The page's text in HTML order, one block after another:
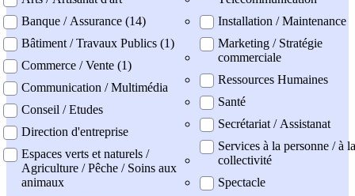
Banque / Assurance (14)
Bâtiment / Travaux Publics (1)
Commerce / Vente (1)
Communication / Multimédia
Conseil / Etudes
Direction d'entreprise
Espaces verts et naturels /
Agriculture / Pêche / Soins aux
animaux
Installation / Maintenance
Marketing / Stratégie
commerciale
Ressources Humaines
Santé
Secrétariat / Assistanat
Services à la personne / à la
collectivité
Spectacle